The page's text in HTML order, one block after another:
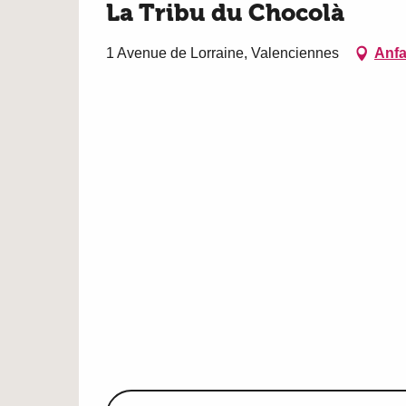
La Tribu du Chocolà
1 Avenue de Lorraine, Valenciennes